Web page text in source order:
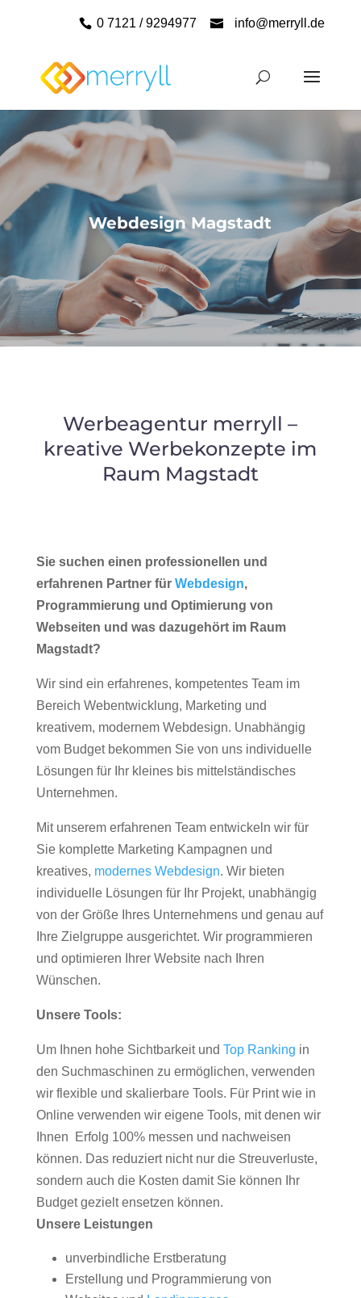
0 7121 / 9294977 info@merryll.de
Webdesign Magstadt
Werbeagentur merryll –
kreative Werbekonzepte im
Raum Magstadt
Sie suchen einen professionellen und
erfahrenen Partner für Webdesign,
Programmierung und Optimierung von
Webseiten und was dazugehört im Raum
Magstadt?
Wir sind ein erfahrenes, kompetentes Team im
Bereich Webentwicklung, Marketing und
kreativem, modernem Webdesign. Unabhängig
vom Budget bekommen Sie von uns individuelle
Lösungen für Ihr kleines bis mittelständisches
Unternehmen.
Mit unserem erfahrenen Team entwickeln wir für
Sie komplette Marketing Kampagnen und
kreatives, modernes Webdesign. Wir bieten
individuelle Lösungen für Ihr Projekt, unabhängig
von der Größe Ihres Unternehmens und genau auf
Ihre Zielgruppe ausgerichtet. Wir programmieren
und optimieren Ihrer Website nach Ihren
Wünschen.
Unsere Tools:
Um Ihnen hohe Sichtbarkeit und Top Ranking in
den Suchmaschinen zu ermöglichen, verwenden
wir flexible und skalierbare Tools. Für Print wie in
Online verwenden wir eigene Tools, mit denen wir
Ihnen Erfolg 100% messen und nachweisen
können. Das reduziert nicht nur die Streuverluste,
sondern auch die Kosten damit Sie können Ihr
Budget gezielt ensetzen können.
Unsere Leistungen
unverbindliche Erstberatung
Erstellung und Programmierung von